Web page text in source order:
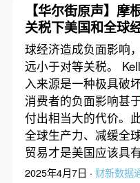
【华尔街原声】摩
关税下美国和全球
可能性至少为60%
球经济造成负面影响
远小于对等关税。
入来源是一种极具破
消费者的负面影响甚
付出相当大的代价。
全球生产力、减缓全
贸易才是美国应该
2025年4月7日 · 财新数据